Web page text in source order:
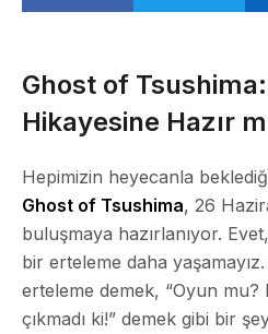
Ghost of
Hikayesine Hazır
Hepimizin heyecanla
Ghost of Tsushima, 26
buluşmaya hazırlanıyor.
bir erteleme daha
erteleme demek, “Oyun
çıkmadı ki!” demek gibi bir